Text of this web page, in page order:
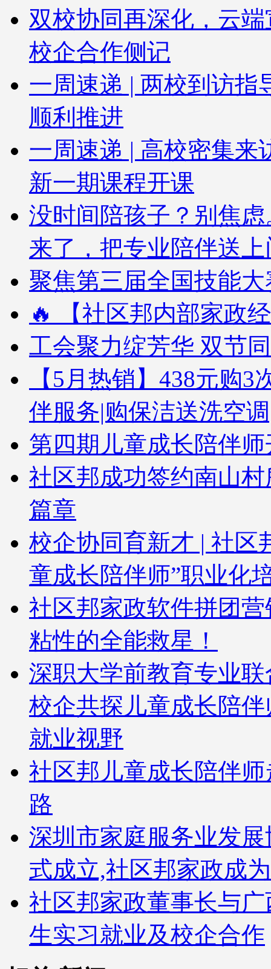
双校协同再深化，云
校企合作侧记
一周速递 | 两校到访指
顺利推进
一周速递 | 高校密集来
新一期课程开课
没时间陪孩子？别焦
来了，把专业陪伴送上
聚焦第三届全国技能
🔥 【社区邦内部家政
工会聚力绽芳华 双节
【5月热销】438元购
伴服务|购保洁送洗空
第四期儿童成长陪伴
社区邦成功签约南山
篇章
校企协同育新才 | 社区
童成长陪伴师”职业化
社区邦家政软件拼团
粘性的全能救星！
深职大学前教育专业
校企共探儿童成长陪
就业视野
社区邦儿童成长陪伴
路
深圳市家庭服务业发
式成立,社区邦家政成
社区邦家政董事长与
生实习就业及校企合作